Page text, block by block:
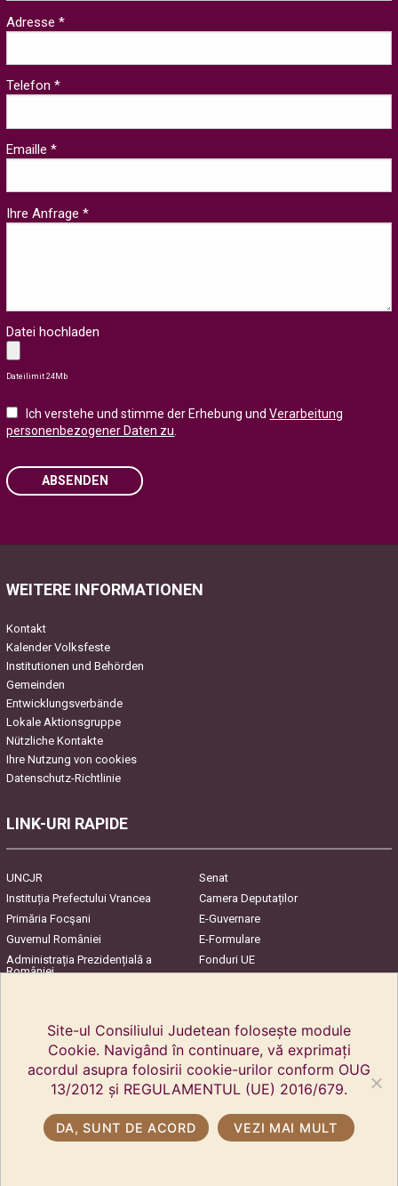
Adresse *
Telefon *
Emaille *
Ihre Anfrage *
Datei hochladen
Dateilimit 24Mb
Ich verstehe und stimme der Erhebung undVerarbeitung
personenbezogener Daten zu.
ABSENDEN
WEITERE INFORMATIONEN
Kontakt
Kalender Volksfeste
Institutionen und Behörden
Gemeinden
Entwicklungsverbände
Lokale Aktionsgruppe
Nützliche Kontakte
Ihre Nutzung von cookies
Datenschutz-Richtlinie
LINK-URI RAPIDE
UNCJR
Senat
Instituția Prefectului Vrancea
Camera Deputaților
Primăria Focşani
E-Guvernare
Guvernul României
E-Formulare
Administrația Prezidențială a
României
Fonduri UE
Site-ul Consiliului Judetean folosește module
Cookie. Navigând în continuare, vă exprimați
acordul asupra folosirii cookie-urilor conform OUG
13/2012 și REGULAMENTUL (UE) 2016/679.
DA, SUNT DE ACORD VEZI MAI MULT